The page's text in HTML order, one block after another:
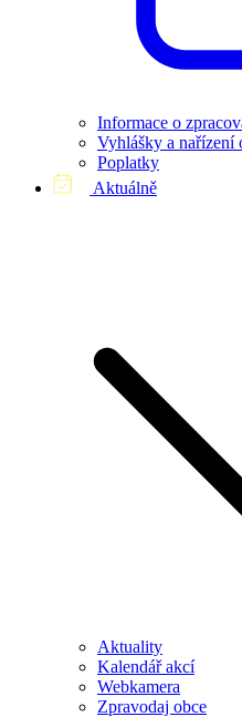
Informace o
Vyhlášky a nařízení
Poplatky
Aktuálně
Aktuality
Kalendář akcí
Webkamera
Zpravodaj obce